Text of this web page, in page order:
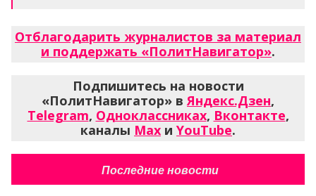
Отблагодарить журналистов за материал
и поддержать «ПолитНавигатор».
Подпишитесь на новости
«ПолитНавигатор» вЯндекс.Дзен,
Telegram, Одноклассниках, Вконтакте,
каналы Max и YouTube.
Последние новости